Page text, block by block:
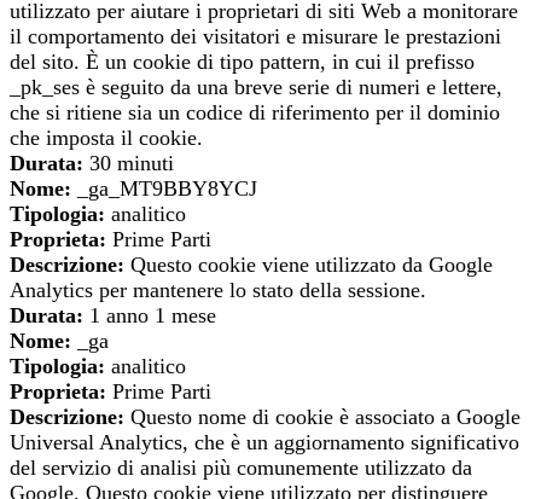
utilizzato per aiutare i proprietari di siti Web a monitorare
il comportamento dei visitatori e misurare le prestazioni
del sito. È un cookie di tipo pattern, in cui il prefisso
_pk_ses è seguito da una breve serie di numeri e lettere,
che si ritiene sia un codice di riferimento per il dominio
che imposta il cookie.
Durata: 30 minuti
Nome: _ga_MT9BBY8YCJ
Tipologia: analitico
Proprieta: Prime Parti
Descrizione: Questo cookie viene utilizzato da Google
Analytics per mantenere lo stato della sessione.
Durata: 1 anno 1 mese
Nome: _ga
Tipologia: analitico
Proprieta: Prime Parti
Descrizione: Questo nome di cookie è associato a Google
Universal Analytics, che è un aggiornamento significativo
del servizio di analisi più comunemente utilizzato da
Google. Questo cookie viene utilizzato per distinguere